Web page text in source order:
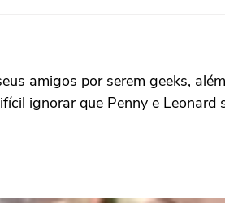
amigos por serem geeks,
ignorar que Penny e Leonard